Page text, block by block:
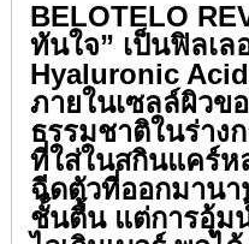
BELOTELO
ทันใจ” เป็นฟิลเล
Hyaluronic
ภายในเซลล์ผิวข
ธรรมชาติในร่าง
ที่ใส่ในสกินแคร์ห
ฉีดตัวที่ออกมาน
ชั้นตื้น แต่การอุ้ม